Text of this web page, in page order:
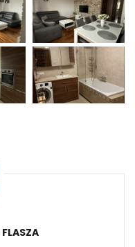
FLASZA